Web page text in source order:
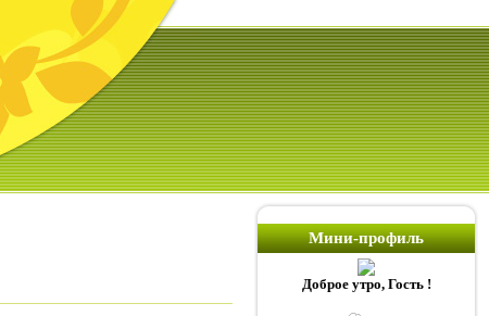
Мини-профиль
Доброе утро, Гость !